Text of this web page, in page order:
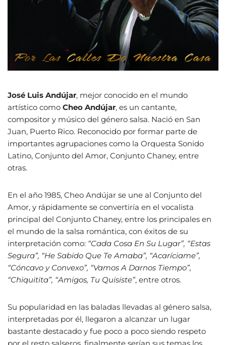
José Luis Andújar, mejor conocido en el mundo
artístico como Cheo Andújar, es un cantante,
compositor y músico del género salsa. Nació en San
Juan, Puerto Rico. Reconocido por formar parte de
importantes agrupaciones como la Orquesta Sonido
Latino, Conjunto del Amor, Conjunto Chaney, entre
otras.
En el año 1985, Cheo Andújar se une al Conjunto del
Amor, y rápidamente se convertiría en el vocalista
principal del Conjunto Chaney, entre los principales en
el mundo de la salsa romántica, con éxitos de su
interpretación como: “Cada Cosa En Su Lugar”, “Estas
Segura”, “He Sabido Que Te Amaba”, “Acaríciame”,
“Cóncavo y Convexo”, “Vamos A Darnos Tiempo”,
“Chiquitita”, “Amigos, Tu Quisiste”, entre otros.
Su popularidad en las baladas llevadas al género salsa,
interpretadas por él, llegaron a alcanzar un lugar
bastante destacado y fue poco a poco siendo respeto